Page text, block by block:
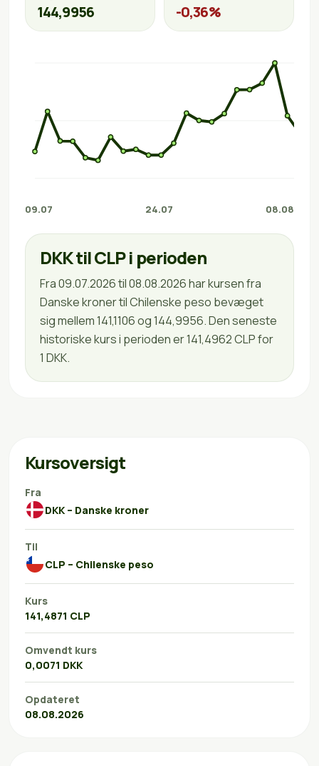
144,9956 -0,36%
09.07 24.07 08.08
DKK til CLP i perioden
Fra 09.07.2026 til 08.08.2026 har kursen fra
Danske kroner til Chilenske peso bevæget
sig mellem 141,1106 og 144,9956. Den seneste
historiske kurs i perioden er 141,4962 CLP for
1 DKK.
Kursoversigt
Fra
DKK – Danske kroner
Til
CLP – Chilenske peso
Kurs
141,4871 CLP
Omvendt kurs
0,0071 DKK
Opdateret
08.08.2026